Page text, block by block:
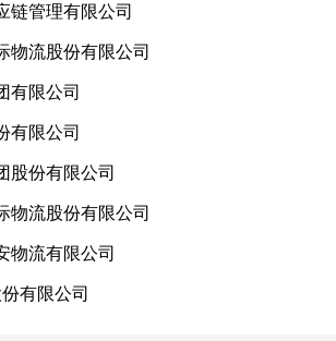
管理有限公司
流股份有限公司
限公司
限公司
份有限公司
流股份有限公司
流有限公司
有限公司